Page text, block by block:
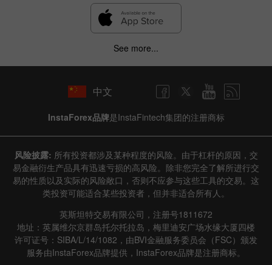
See more...
中文
InstaForex品牌是InstaFintech集团的注册商标
风险披露: 所有投资都涉及某种程度的风险。由于杠杆的原因，交
易金融衍生产品具有迅速亏损的高风险。除非您完全了解所进行交
易的性质以及实际的风险敞口，否则不应参与这些工具的交易。这
类投资可能适合某些投资者，但并非适合所有人。
英斯坦特交易有限公司，注册号1811672
地址：英属维尔京群岛托尔托拉岛，梅里迪安广场水缘大厦四楼
许可证号：SIBA/L/14/1082，由BVI金融服务委员会（FSC）颁发
服务由InstaForex品牌提供，InstaForex品牌是注册商标。